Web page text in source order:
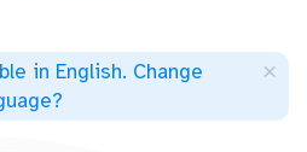
in English. Change
?
×